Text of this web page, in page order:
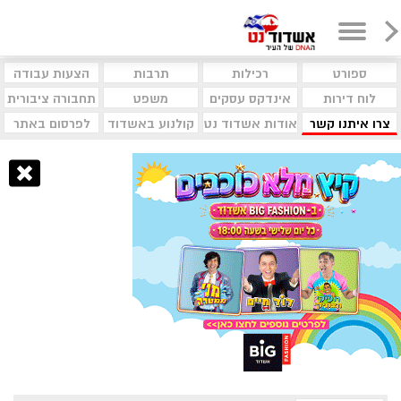
ספורט רכילות תרבות
הצעות עבודה
לוח דירות
אינדקס עסקים משפט
תחבורה ציבורית
צרו איתנו קשר
אודות אשדוד נט קולנוע באשדוד לפרסום באתר